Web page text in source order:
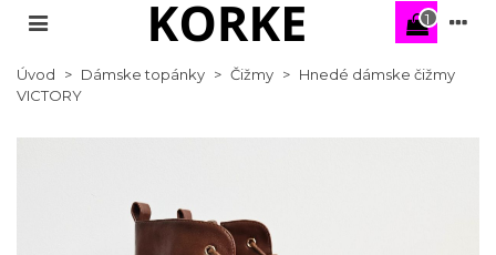
1
Úvod > Dámske topánky > Čižmy > Hnedé dámske čižmy
VICTORY